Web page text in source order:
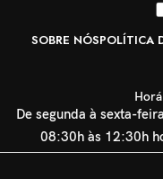
SOBRE NÓSPOLÍTICA
De segunda à sexta-
08:30h às 12:30h